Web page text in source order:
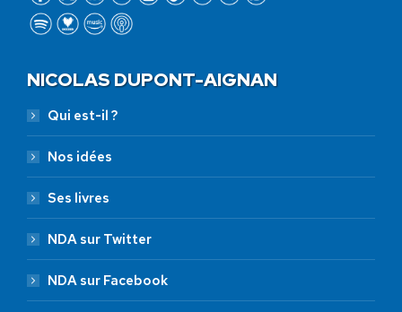
NICOLAS DUPONT-AIGNAN
Qui est-il ?
Nos idées
Ses livres
NDA sur Twitter
NDA sur Facebook